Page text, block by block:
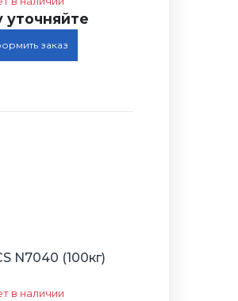
уточняйте
заказ
N7040 (100кг)
в наличии